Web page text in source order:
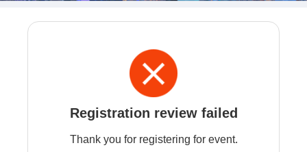
Registration review failed
Thank you for registering for event.